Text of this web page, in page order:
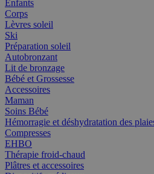
Enfants
Corps
Lèvres soleil
Ski
Préparation soleil
Autobronzant
Lit de bronzage
Bébé et Grossesse
Accessoires
Maman
Soins Bébé
Hémorragie et déshydratation des
Compresses
EHBO
Thérapie froid-chaud
Plâtres et accessoires